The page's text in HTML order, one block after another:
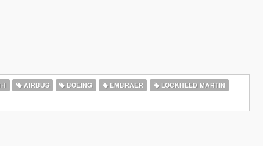
AIRBUS BOEING EMBRAER
LOCKHEED MARTIN